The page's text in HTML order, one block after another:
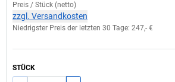
Preis / Stück (netto)
zzgl. Versandkosten
Niedrigster Preis der letzten 30 Tage: 247,- €
STÜCK